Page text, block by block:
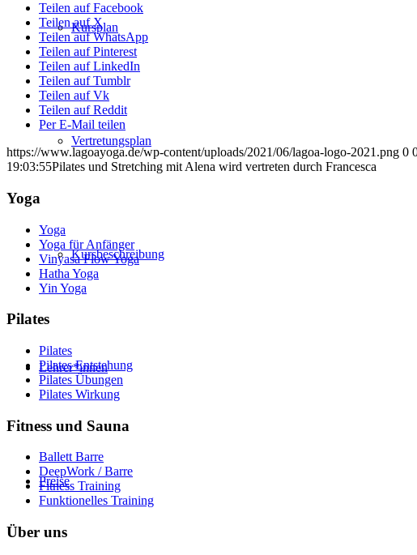
Kursplan
Vertretungsplan
Kursbeschreibung
Lehrer*innen
Preise
Teilen auf Facebook
Teilen auf X
Teilen auf WhatsApp
Teilen auf Pinterest
Teilen auf LinkedIn
Teilen auf Tumblr
Teilen auf Vk
Teilen auf Reddit
Per E-Mail teilen
https://www.lagoayoga.de/wp-content/uploads/2021/06/lagoa-logo-2021.png 0
19:03:55Pilates und Stretching mit Alena wird vertreten durch Francesca
Yoga
Yoga
Yoga für Anfänger
Vinyasa Flow Yoga
Hatha Yoga
Yin Yoga
Pilates
Pilates
Pilates Entstehung
Pilates Übungen
Pilates Wirkung
Fitness und Sauna
Ballett Barre
DeepWork / Barre
Fitness Training
Funktionelles Training
Über uns